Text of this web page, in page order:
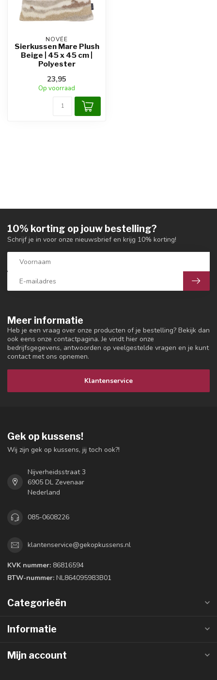
NOVÉE
Sierkussen Mare Plush
Beige | 45 x 45 cm |
Polyester
23,95
Op voorraad
Meer informatie
Heb je een vraag over onze producten of je bestelling? Bekijk dan
ook eens onze contactpagina. Je vindt hier onze
bedrijfsgegevens, antwoorden op veelgestelde vragen en je kunt
contact met ons opnemen.
Klantenservice
10% korting op jouw bestelling?
Schrijf je in voor onze nieuwsbrief en krijg 10% korting!
Gek op kussens!
Wij zijn gek op kussens, jij toch ook?!
Nijverheidsstraat 3
6905 DL Zevenaar
Nederland
085-0608226
klantenservice@gekopkussens.nl
KVK nummer: 86816594
BTW-nummer: NL864095983B01
Categorieën
Informatie
Mijn account